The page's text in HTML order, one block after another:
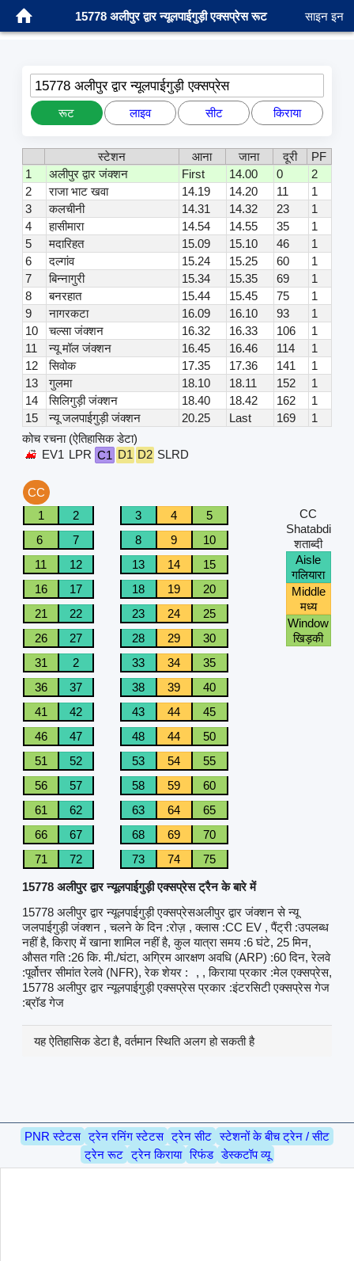
15778 अलीपुर द्वार न्यूलपाईगुड़ी एक्सप्रेस रूट साइन इन
15778 अलीपुर द्वार न्यूलपाईगुड़ी एक्सप्रेस
रूट लाइव सीट किराया
स्टेशन आना जाना दूरी
PF
1
अलीपुर द्वार जंक्शन First 14.00 0
2
2
राजा भाट खवा 14.19 14.20 11
1
3
कलचीनी 14.31 14.32 23
1
4
हासीमारा 14.54 14.55 35
1
5
मदारिहत 15.09 15.10 46
1
6
दल्गांव 15.24 15.25 60
1
7
बिन्नागुरी 15.34 15.35 69
1
8
बनरहात 15.44 15.45 75
1
9
नागरकटा 16.09 16.10 93
1
10
चल्सा जंक्शन 16.32 16.33 106
1
11
न्यू मॉल जंक्शन 16.45 16.46 114
1
12
सिवोक 17.35 17.36 141
1
13
गुलमा 18.10 18.11 152
1
14
सिलिगुड़ी जंक्शन 18.40 18.42 162
1
15
न्यू जलपाईगुड़ी जंक्शन 20.25 Last 169
1
कोच रचना (ऐतिहासिक डेटा)
EV1 LPR C1 D1 D2 SLRD
CC
1
2 3 4
5
6
7 8 9
10
11
12 13 14
15
16
17 18 19
20
21
22 23 24
25
26
27 28 29
30
31
2 33 34
35
36
37 38 39
40
41
42 43 44
45
46
47 48 44
50
51
52 53 54
55
56
57 58 59
60
61
62 63 64
65
66
67 68 69
70
71
72 73 74 75
CC
Shatabdi
शताब्दी
Aisle
गलियारा
Middle
मध्य
Window
खिड़की
15778 अलीपुर द्वार न्यूलपाईगुड़ी एक्सप्रेस ट्रैन के बारे में
15778 अलीपुर द्वार न्यूलपाईगुड़ी एक्सप्रेसअलीपुर द्वार जंक्शन से न्यू
जलपाईगुड़ी जंक्शन , चलने के दिन :रोज़ , क्लास :CC EV , पैंट्री :उपलब्ध
नहीं है, किराए में खाना शामिल नहीं है, कुल यात्रा समय :6 घंटे, 25 मिन,
औसत गति :26 कि. मी./घंटा, अग्रिम आरक्षण अवधि (ARP) :60 दिन, रेलवे
:पूर्वोत्तर सीमांत रेलवे (NFR), रेक शेयर :
, , किराया प्रकार :मेल एक्सप्रेस,
15778 अलीपुर द्वार न्यूलपाईगुड़ी एक्सप्रेस प्रकार :इंटरसिटी एक्सप्रेस गेज
:ब्रॉड गेज
यह ऐतिहासिक डेटा है, वर्तमान स्थिति अलग हो सकती है
PNR स्टेटस ट्रेन रनिंग स्टेटस ट्रेन सीट स्टेशनों के बीच ट्रेन / सीट
ट्रेन रूट ट्रेन किराया रिफंड डेस्कटॉप व्यू